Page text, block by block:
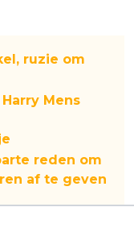
ruzie om
Mens
reden om
af te geven